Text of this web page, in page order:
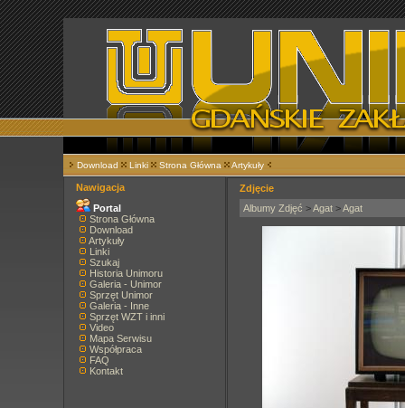
Download Linki Strona Główna Artykuły
Nawigacja
Portal
Strona Główna
Download
Artykuły
Linki
Szukaj
Historia Unimoru
Galeria - Unimor
Sprzęt Unimor
Galeria - Inne
Sprzęt WZT i inni
Video
Mapa Serwisu
Współpraca
FAQ
Kontakt
Zdjęcie
Albumy Zdjęć >Agat >Agat